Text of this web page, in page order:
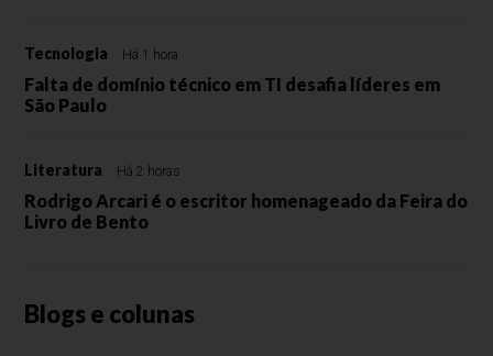
Tecnologia Há 1 hora
Falta de domínio técnico em TI desafia líderes em
São Paulo
Literatura Há 2 horas
Rodrigo Arcari é o escritor homenageado da Feira do
Livro de Bento
Blogs e colunas